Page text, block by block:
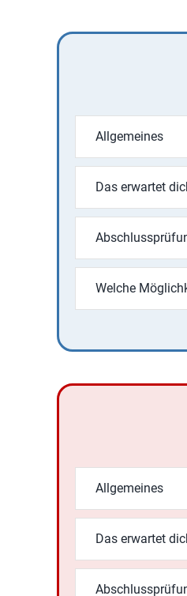
Allgemeines
Das erwartet
Welche
Allgemeines
Das erwartet